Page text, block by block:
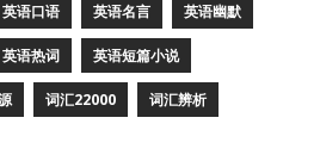
英语口语 英语名言 英语幽默
英语热词 英语短篇小说
词汇22000 词汇辨析